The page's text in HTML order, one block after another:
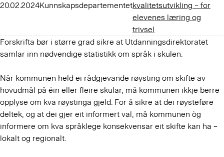
20.02.2024Kunnskapsdepartementetkvalitetsutvikling – for
elevenes læring og
trivsel
Forskrifta bør i større grad sikre at Utdanningsdirektoratet
samlar inn nødvendige statistikk om språk i skulen.
Når kommunen held ei rådgjevande røysting om skifte av
hovudmål på éin eller fleire skular, må kommunen ikkje berre
opplyse om kva røystinga gjeld. For å sikre at dei røysteføre
deltek, og at dei gjer eit informert val, må kommunen òg
informere om kva språklege konsekvensar eit skifte kan ha –
lokalt og regionalt.